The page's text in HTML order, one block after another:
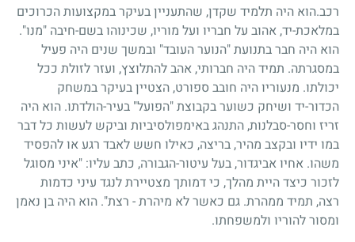
רכב.הוא היה תלמיד שקדן, שהתעניין בעיקר במקצועות הכרוכים
במלאכת-יד, אהוב על חבריו ועל מוריו, שכינוהו בשם-חיבה "מנו".
הוא היה חבר בתנועת "הנוער העובד" ובמשך שנים היה פעיל
במסגרתה. תמיד היה חברותי, אהב להתלוצץ, ועזר לזולת ככל
יכולתו. מנעוריו היה חובב ספורט, הצטיין בעיקר במשחק
הכדור-יד ושיחק כשוער בקבוצת "הפועל" בעיר-הולדתו. הוא היה
זריז וחסר-סבלנות, התנהג באימפולסיביות וביקש לעשות כל דבר
במו ידיו ובקצב מהיר, בריצה, כאילו חשש לאבד רגע או להפסיד
משהו. אחיו אביגדור, בעל עיטור-הגבורה, כתב עליו: "איני מסוגל
לזכור כיצד היית מהלך, כי דמותך מצטיירת לנגד עיני כדמות
רצה, תמיד ממהרת. גם כאשר לא מיהרת - רצת". הוא היה בן נאמן
ומסור להוריו ולמשפחתו.